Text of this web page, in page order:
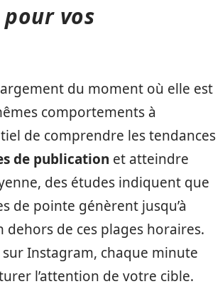
vos
du moment où elle est
comportements à
de comprendre les tendances
de publication et atteindre
des études indiquent que
de pointe génèrent jusqu’à
dehors de ces plages horaires.
Instagram, chaque minute
l’attention de votre cible.